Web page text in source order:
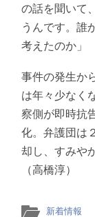
の話を聞いて
うんです。誰
考えたのか」
事件の発生か
は年々少なく
察側が即時抗
化。弁護団は
却し、すみや
（高橋淳）
新着情報